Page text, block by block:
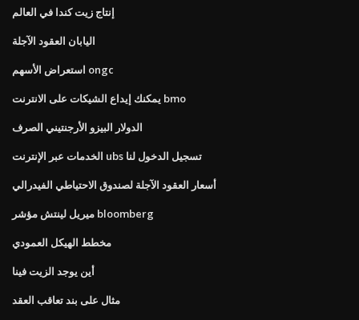
إنتاج زيت كندا في العالم
اليابان العقود الآجلة
استعراض الأسهم ongc
يمكنك إيداع الشيكات على الانترنت bmo
الدولار البيزو الأرجنتيني الصرف
الخدمات عبر الإنترنت ubs تسجيل الدخول لنا
أسعار العقود الآجلة لصندوق الاحتياطي الفيدرالي
ميريل لينتش مؤشر bloomberg
مخطط الهيكل العمودي
أين يوجد الزيت فينا
مثال على بند تعاقب العقد